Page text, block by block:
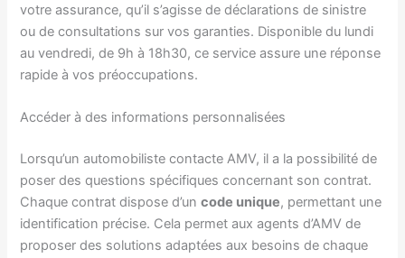
votre assurance, qu’il s’agisse de déclarations de sinistre
ou de consultations sur vos garanties. Disponible du lundi
au vendredi, de 9h à 18h30, ce service assure une réponse
rapide à vos préoccupations.
Accéder à des informations personnalisées
Lorsqu’un automobiliste contacte AMV, il a la possibilité de
poser des questions spécifiques concernant son contrat.
Chaque contrat dispose d’uncode unique, permettant une
identification précise. Cela permet aux agents d’AMV de
proposer des solutions adaptées aux besoins de chaque